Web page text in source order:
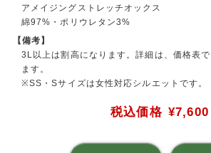
アメイジングストレッチオックス
綿97%・ポリウレタン3%
【備考】
3L以上は割高になります。詳細は、価格表
ます。
※SS・Sサイズは女性対応シルエットです。
税込価格 ¥7,600